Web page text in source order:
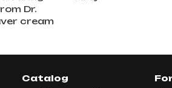
Dr.
cream
Catalog